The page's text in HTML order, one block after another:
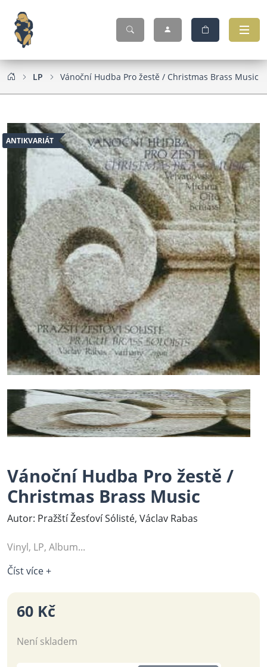
LP Vánoční Hudba Pro žestě / Christmas Brass Music
ANTIKVARIÁT
Vánoční Hudba Pro žestě /
Christmas Brass Music
Autor: Pražští Žesťoví Sólisté, Václav Rabas
Vinyl, LP, Album...
Číst více +
60 Kč
Není skladem